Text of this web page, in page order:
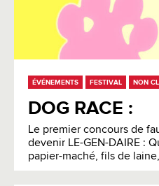
ÉVÉNEMENTS FESTIVAL NON
DOG RACE :
Le premier concours de
devenir LE-GEN-DAIRE :
papier-maché, fils de